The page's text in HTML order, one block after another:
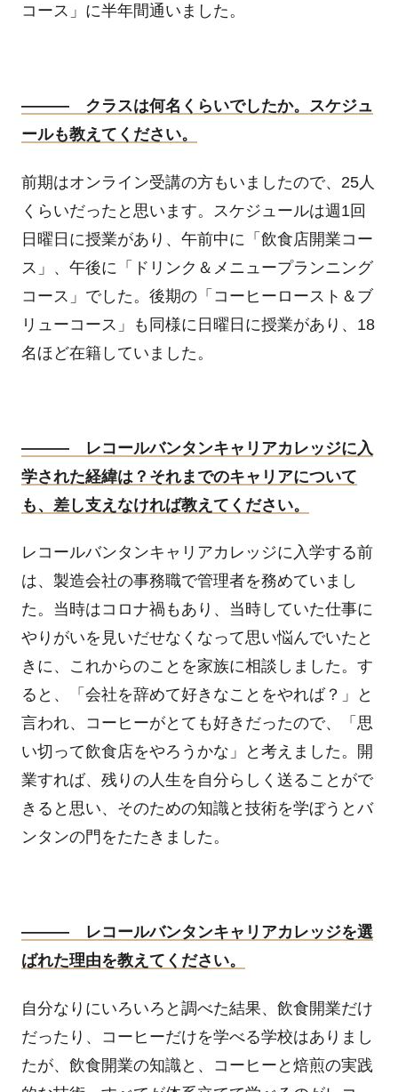
コース」に半年間通いました。
――― クラスは何名くらいでしたか。スケジュ
ールも教えてください。
前期はオンライン受講の方もいましたので、 25人
くらいだったと思います。スケジュールは週 1 回
日曜日に授業があり、午前中に「飲食店開業コー
ス」、午後に「ドリンク＆メニュープランニング
コース」でした。後期の「コーヒーロースト＆ブ
リューコース」も同様に日曜日に授業があり、 18
名ほど在籍していました。
――― レコールバンタンキャリアカレッジに入
学された経緯は？それまでのキャリアについて
も、差し支えなければ教えてください。
レコールバンタンキャリアカレッジに入学する前
は、製造会社の事務職で管理者を務めていまし
た。当時はコロナ禍もあり、当時していた仕事に
やりがいを見いだせなくなって思い悩んでいたと
きに、これからのことを家族に相談しました。す
ると、「会社を辞めて好きなことをやれば？」と
言われ、コーヒーがとても好きだったので、「思
い切って飲食店をやろうかな」と考えました。開
業すれば、残りの人生を自分らしく送ることがで
きると思い、そのための知識と技術を学ぼうとバ
ンタンの門をたたきました。
――― レコールバンタンキャリアカレッジを選
ばれた理由を教えてください。
自分なりにいろいろと調べた結果、飲食開業だけ
だったり、コーヒーだけを学べる学校はありまし
たが、飲食開業の知識と、コーヒーと焙煎の実践